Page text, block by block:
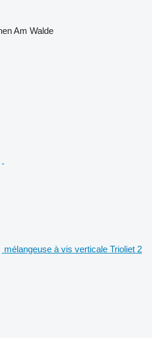
Am Walde
mélangeuse à vis verticale Trioliet 2